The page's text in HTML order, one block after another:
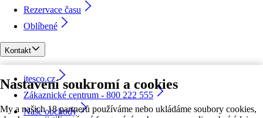
Nastavení soukromí a cookies
My a našich 18 partnerů používáme nebo ukládáme soubory cookies,
Rezervace času
Oblíbené
Kontakt
itesco.cz
Zákaznické centrum - 800 222 555
Naše obchody